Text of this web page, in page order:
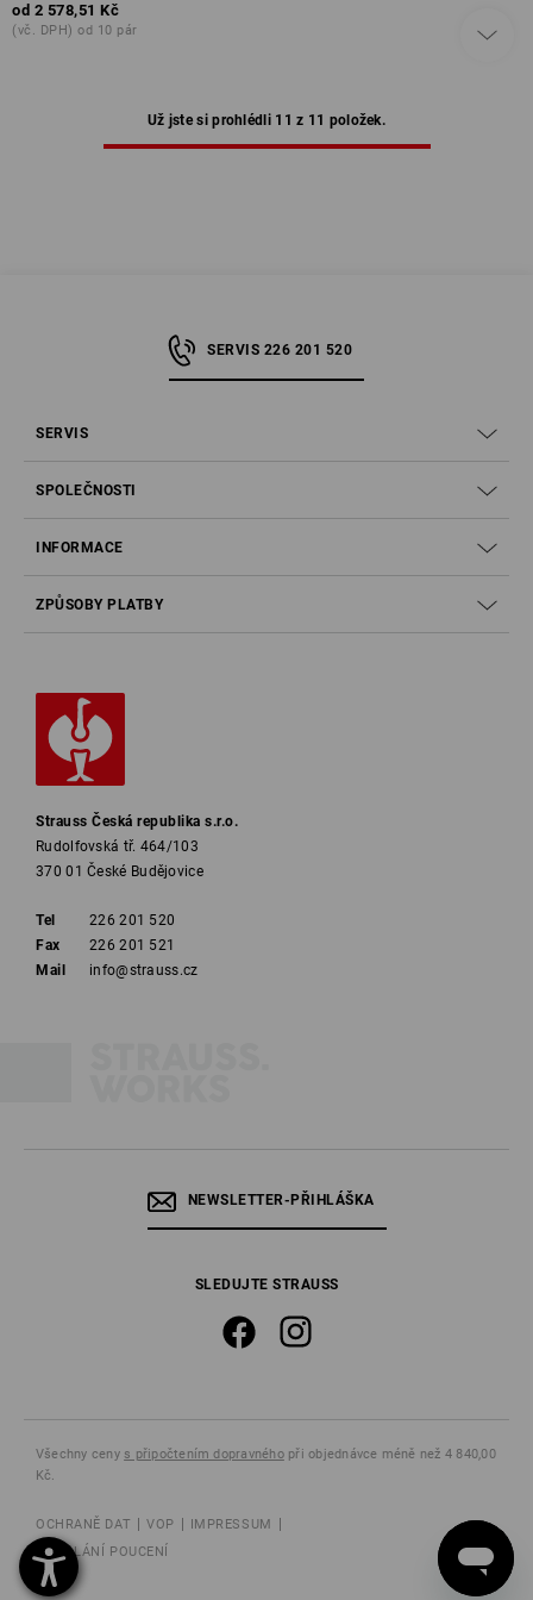
od 2 578,51 Kč
(vč. DPH) od 10 pár
Už jste si prohlédli 11 z 11 položek.
SERVIS 226 201 520
SERVIS
SPOLEČNOSTI
INFORMACE
ZPŮSOBY PLATBY
Strauss Česká republika s.r.o.
Rudolfovská tř. 464/103
370 01 České Budějovice
Tel
226 201 520
Fax
226 201 521
Mail
info@strauss.cz
NEWSLETTER-PŘIHLÁŠKA
SLEDUJTE STRAUSS
Všechny ceny s připočtením dopravnéhopři objednávce méně než 4 840,00
Kč.
OCHRANĚ DAT VOP
IMPRESSUM
ODVOLÁNÍ POUCENÍ